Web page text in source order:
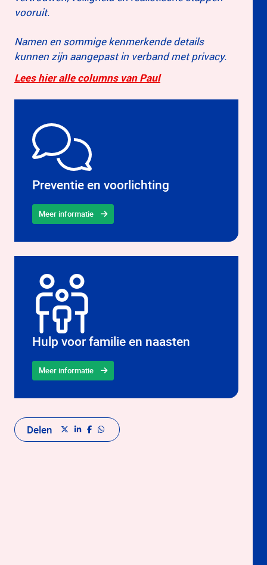
vooruit.
Namen en sommige kenmerkende details
kunnen zijn aangepast in verband met privacy.
Lees hier alle columns van Paul
Preventie en voorlichting
Meer informatie
Hulp voor familie en naasten
Meer informatie
Delen